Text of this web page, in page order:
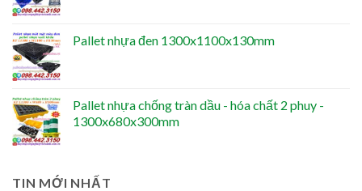
Pallet nhựa đen 1300x1100x130mm
Pallet nhựa chống tràn dầu - hóa chất 2 phuy -
1300x680x300mm
TIN MỚI NHẤT